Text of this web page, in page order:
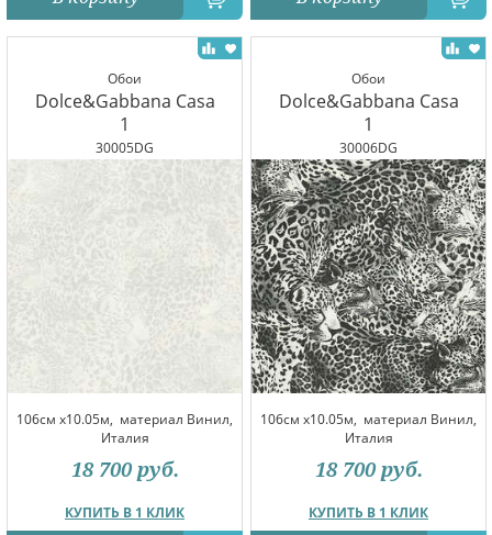
Обои
Dolce&Gabbana Casa
1
30005DG
106см x10.05м, материал Винил,
Италия
КУПИТЬ В 1 КЛИК
18 700 руб.
Обои
Dolce&Gabbana Casa
1
30006DG
106см x10.05м, материал Винил,
Италия
КУПИТЬ В 1 КЛИК
18 700 руб.